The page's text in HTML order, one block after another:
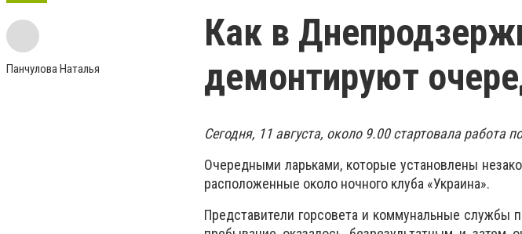
Панчулова Наталья
Как в
демонтируют
Сегодня, 11 августа, около 9.00 стартовала работа
Очередными ларьками, которые установлены
расположенные около ночного клуба «Украина».
Представители горсовета и коммунальные службы